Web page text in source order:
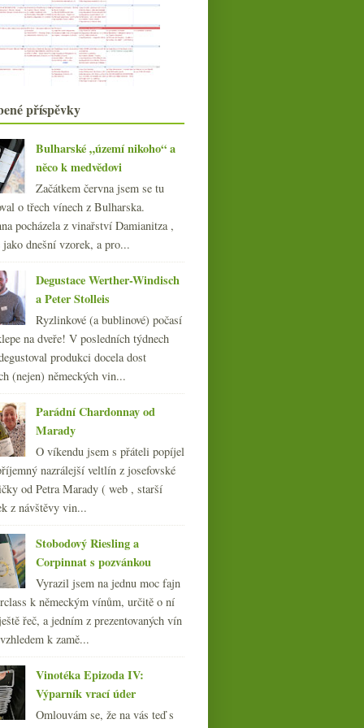
Třikrát povedená Jura
Savagnin z Jury
Ryba a pinot & Skadar od Ráspiho
Radikální prosecco z magnumky
Jak (ne)chutná El Maestro Fino
Velký nadupaný ryzlink z Rangenu
srpna(21)
července
června(22)
května(19)
dubna(21)
března(22)
února(20)
ledna(21)
(254)
(249)
(254)
(252)
(249)
(249)
(270)
(108)
příspěvky
Bulharské „území nikoho“ a
něco k medvědovi
Začátkem června jsem se tu
o třech vínech z Bulharska.
pocházela z vinařství Damianitza ,
jako dnešní vzorek, a pro...
Degustace Werther-Windisch
a Peter Stolleis
Ryzlinkové (a bublinové) počasí
na dveře! V posledních týdnech
produkci docela dost
(nejen) německých vin...
Parádní Chardonnay od
Marady
O víkendu jsem s přáteli popíjel
nazrálejší veltlín z josefovské
od Petra Marady ( web , starší
z návštěvy vin...
Stobodový Riesling a
Corpinnat s pozvánkou
Vyrazil jsem na jednu moc fajn
k německým vínům, určitě o ní
řeč, a jedním z prezentovaných vín
k zamě...
Vinotéka Epizoda IV:
Výparník vrací úder
Omlouvám se, že na vás teď s